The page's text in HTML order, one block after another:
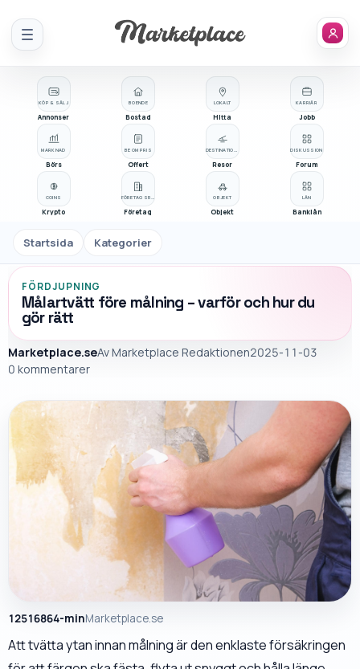
Meny
KÖP & SÄLJ
Annonser
BOENDE
Bostad
OBJEKT
Objekt
BE OM PRIS
Offert
Företag
LÅN
Banklån
MARKNAD
Börs
LOKALT
Hitta
KARRIÄR
Jobb
Resor
COINS
Krypto
DISKUSSION
Forum
Startsida Kategorier
FÖRDJUPNING
Målartvätt före målning – varför och hur du
gör rätt
Marketplace.seAvMarketplace Redaktionen2025-11-03
0 kommentarer
12516864-minMarketplace.se
Att tvätta ytan innan målning är den enklaste försäkringen